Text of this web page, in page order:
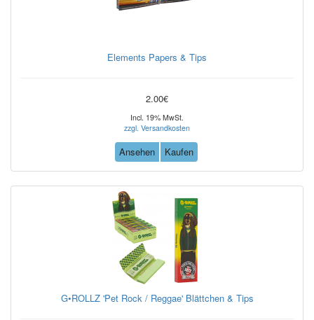
Elements Papers & Tips
2.00€
Incl. 19% MwSt.
zzgl. Versandkosten
Ansehen Kaufen
G•ROLLZ 'Pet Rock / Reggae' Blättchen & Tips